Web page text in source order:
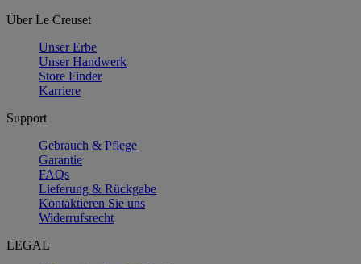
Über Le Creuset
Unser Erbe
Unser Handwerk
Store Finder
Karriere
Support
Gebrauch & Pflege
Garantie
FAQs
Lieferung & Rückgabe
Kontaktieren Sie uns
Widerrufsrecht
LEGAL